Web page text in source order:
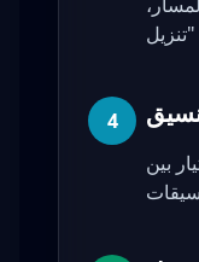
4
بين